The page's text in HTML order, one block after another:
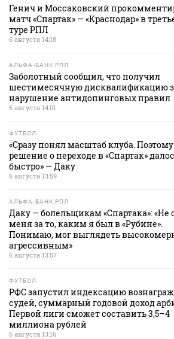
Генич и Моссаковский
матч «Спартак» — «Краснодар» в
туре РПЛ
6 августа 14:18
АЛЬФА-БАНК РПЛ
Заболотный сообщил, что получил
шестимесячную дисквалификацию
нарушение антидопинговых правил
6 августа 14:01
ФУТБОЛ
«Сразу понял масштаб клуба. Поэтому
решение о переходе в «Спартак»
быстро» — Даку
6 августа 13:59
АЛЬФА-БАНК РПЛ
Даку — болельщикам «Спартака»: «Не
меня за то, каким я был в «Рубине».
Понимаю, мог выглядеть
агрессивным»
6 августа 13:57
ФУТБОЛ
РФС запустил индексацию
судей, суммарный годовой доход
Первой лиги сможет составить 3,5–4
миллиона рублей
6 августа 13:16